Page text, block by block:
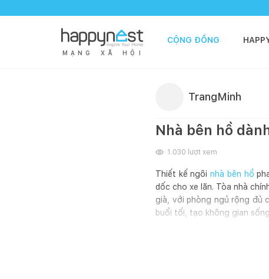
M Ạ N G X Ã H Ộ I
CỘNG ĐỒNG
TrangMinh
Nhà bên hồ
1.030 lượt xem
Thiết kế ngôinhà bên hồ
dốc cho xe lăn. Tòa nhà
già, với phòng ngủ rộng đủ
buổi tối, tạo không gian